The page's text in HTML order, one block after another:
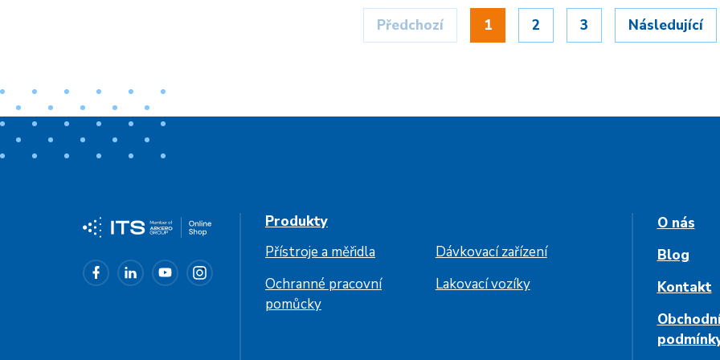
Předchozí 1 2 3 Následující
Produkty
Přístroje a měřidla
Dávkovací zařízení
Ochranné pracovní
pomůcky
Lakovací vozíky
O nás
Blog
Kontakt